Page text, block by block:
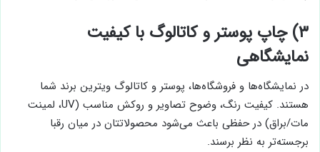
۳) چاپ پوستر و کاتالوگ با کیفیت
نمایشگاهی
در نمایشگاه‌ها و فروشگاه‌ها، پوستر و کاتالوگ ویترین برند شما
هستند. کیفیت رنگ، وضوح تصاویر و روکش مناسب (UV، لمینت
مات/براق) در حفظی باعث می‌شود محصولاتتان در میان رقبا
برجسته‌تر به نظر برسند.